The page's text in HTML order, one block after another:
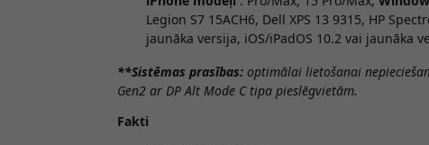
Legion S7 15ACH6, Dell XPS 13 9315, HP
jaunāka versija, iOS/iPadOS 10.2 vai jaunāka
**Sistēmas prasības: optimālai lietošanai
Gen2 ar DP Alt Mode C tipa pieslēgvietām.
Fakti